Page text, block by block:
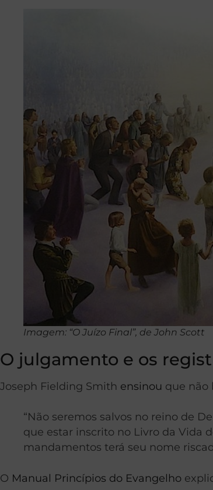
Imagem: “O Juízo Final”, de John Scott
O julgamento e os
Joseph Fielding Smith ensinou que não
“Não seremos salvos no reino de
que estar inscrito no Livro da Vida
mandamentos terá seu nome
O Manual Princípios do Evangelho